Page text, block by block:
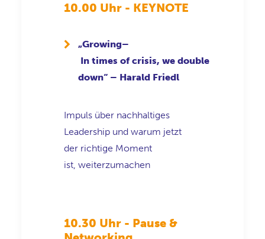
10.00 Uhr - KEYNOTE
„Growing–
In times of crisis, we double
down“ – Harald Friedl
Impuls über nachhaltiges
Leadership und warum jetzt
der richtige Moment
ist, weiterzumachen
10.30 Uhr - Pause &